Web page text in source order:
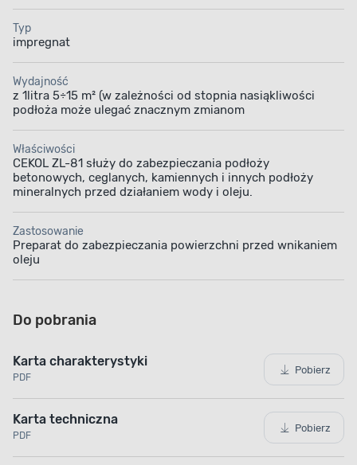
Typ
impregnat
Wydajność
z 1litra 5÷15 m² (w zależności od stopnia nasiąkliwości
podłoża może ulegać znacznym zmianom
Właściwości
CEKOL ZL-81 służy do zabezpieczania podłoży
betonowych, ceglanych, kamiennych i innych podłoży
mineralnych przed działaniem wody i oleju.
Zastosowanie
Preparat do zabezpieczania powierzchni przed wnikaniem
oleju
Do pobrania
Karta charakterystyki
PDF
Pobierz
Karta techniczna
PDF
Pobierz